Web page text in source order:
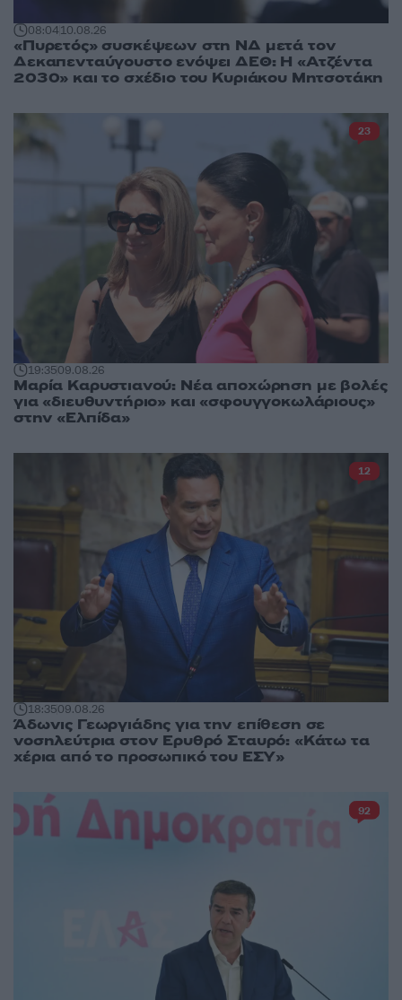
08:0410.08.26
«Πυρετός» συσκέψεων στη ΝΔ μετά τον
Δεκαπενταύγουστο ενόψει ΔΕΘ: Η «Ατζέντα
2030» και το σχέδιο του Κυριάκου Μητσοτάκη
19:3509.08.26
Μαρία Καρυστιανού: Νέα αποχώρηση με βολές
για «διευθυντήριο» και «σφουγγοκωλάριους»
στην «Ελπίδα»
23
18:3509.08.26
Άδωνις Γεωργιάδης για την επίθεση σε
νοσηλεύτρια στον Ερυθρό Σταυρό: «Κάτω τα
χέρια από το προσωπικό του ΕΣΥ»
12
92